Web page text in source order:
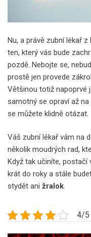
Nu, a právě zubní lékař
ten, který vás bude
pozdě. Nebojte se,
prostě jen provede
Většinou totiž napoprvé
samotný se opraví až
se můžete klidně otázat.
Váš zubní lékař vám na
několik moudrých rad,
Když tak učiníte, postačí
krát do roky a stále
stydět ani žralok.
4/5